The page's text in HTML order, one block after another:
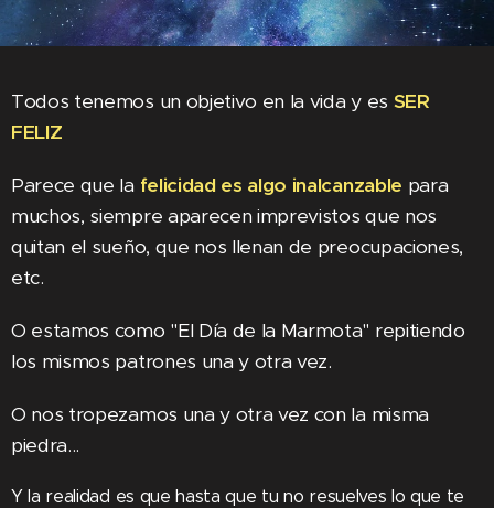
Todos tenemos un objetivo en la vida y es SER
FELIZ
Parece que la felicidad es algo inalcanzable para
muchos, siempre aparecen imprevistos que nos
quitan el sueño, que nos llenan de preocupaciones,
etc.
O estamos como "El Día de la Marmota" repitiendo
los mismos patrones una y otra vez.
O nos tropezamos una y otra vez con la misma
piedra...
Y la realidad es que hasta que tu no resuelves lo que te